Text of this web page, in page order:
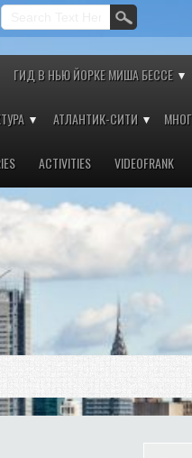
ГИД В НЬЮ ЙОРКЕ МИША БЕССЕ
АТЛАНТИК-СИТИ
ACTIVITIES VIDEOFRANK